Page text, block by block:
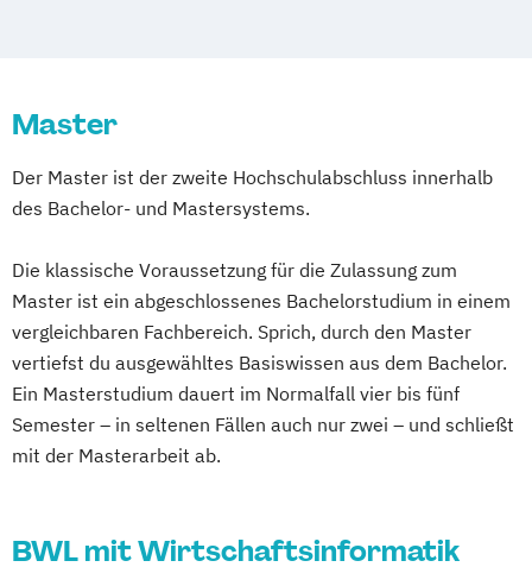
Master
Der Master ist der zweite Hochschulabschluss innerhalb
des Bachelor- und Mastersystems.
Die klassische Voraussetzung für die Zulassung zum
Master ist ein abgeschlossenes Bachelorstudium in einem
vergleichbaren Fachbereich. Sprich, durch den Master
vertiefst du ausgewähltes Basiswissen aus dem Bachelor.
Ein Masterstudium dauert im Normalfall vier bis fünf
Semester – in seltenen Fällen auch nur zwei – und schließt
mit der Masterarbeit ab.
BWL mit Wirtschaftsinformatik